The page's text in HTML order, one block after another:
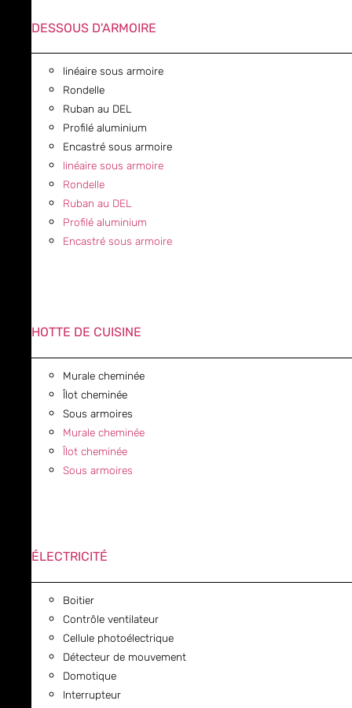
DESSOUS D'ARMOIRE
linéaire sous armoire
Rondelle
Ruban au DEL
Profilé aluminium
Encastré sous armoire
linéaire sous armoire
Rondelle
Ruban au DEL
Profilé aluminium
Encastré sous armoire
HOTTE DE CUISINE
Murale cheminée
Îlot cheminée
Sous armoires
Murale cheminée
Îlot cheminée
Sous armoires
ÉLECTRICITÉ
Boitier
Contrôle ventilateur
Cellule photoélectrique
Détecteur de mouvement
Domotique
Interrupteur